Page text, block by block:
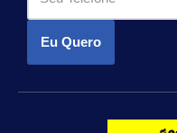
Eu Quero